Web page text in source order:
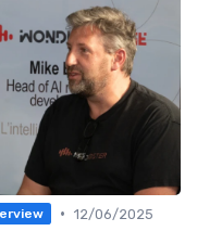
• 12/06/2025